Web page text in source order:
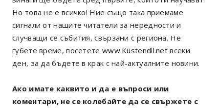
Но това не е всичко! Ние също така приемаме
сигнали от нашите читатели за нередности и
случващи се събития, свързани с региона. Не
губете време, посетете www.Kustendil.net всеки
ден, за да бъдете в крак с най-актуалните новини.
Ако имате каквито и да е въпроси или
коментари, не се колебайте да се свържете с